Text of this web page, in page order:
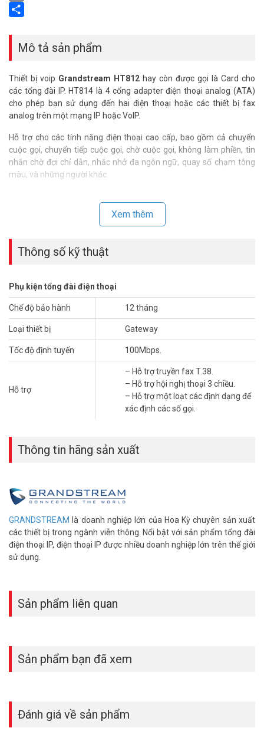
Email
Mô tả sản phẩm
Thiết bị voip Grandstream HT812 hay còn được gọi là Card cho
các tổng đài IP. HT814 là 4 cổng adapter điện thoại analog (ATA)
cho phép bạn sử dụng đến hai điện thoại hoặc các thiết bị fax
analog trên một mạng IP hoặc VoIP.
Hỗ trợ cho các tính năng điện thoại cao cấp, bao gồm cả chuyển
cuộc gọi, chuyển tiếp cuộc gọi, chờ cuộc gọi, không làm phiền, tin
nhắn chờ đợi chỉ dẫn, nhắc nhở đa ngôn ngữ, quay số chạm tông
màu, và những người khác.
WAN/LAN Gigabit GRANDSTREAM
– Khả năng sử dụng tổng đài IP Grandstream UCM loạt để dự
phòng Zero Configuration.
– Hỗ trợ hội nghị thoại 3 chiều.
– Hỗ trợ một loạt các định dạng để xác định các số gọi.
– Tốc độ định tuyến lên đến 100Mbps.
– Nguồn cấp: 100-240VAC, 50-60Hz.
– Kích thước: 73.1 x 67.2 x 123.9mm
– Trọng lượng: 300g
– Sản phẩm chính hãng Grandstream của Mỹ.
Đặt hàng mua ngay sản phẩm GRANDSTREAM HT812 mới nhất,
xin vui lòng liên hệ HOTLINE 1900.9259 để được hỗ trợ chu đáo.
Xem thêm
Thông số kỹ thuật
Phụ kiện tổng đài điện thoại
Chế độ bảo hành 12 tháng
Loại thiết bị Gateway
Tốc độ định tuyến 100Mbps.
Hỗ trợ
– Hỗ trợ truyền fax T.38.
– Hỗ trợ hội nghị thoại 3 chiều.
– Hỗ trợ một loạt các định dạng để
xác định các số gọi.
Thông tin hãng sản xuất
GRANDSTREAM là doanh nghiệp lớn của Hoa Kỳ chuyên sản xuất
các thiết bị trong ngành viễn thông. Nổi bật với sản phẩm tổng đài
điện thoại IP, điện thoại IP được nhiều doanh nghiệp lớn trên thế giới
sử dụng.
Sản phẩm liên quan
Sản phẩm bạn đã xem
Đánh giá về sản phẩm